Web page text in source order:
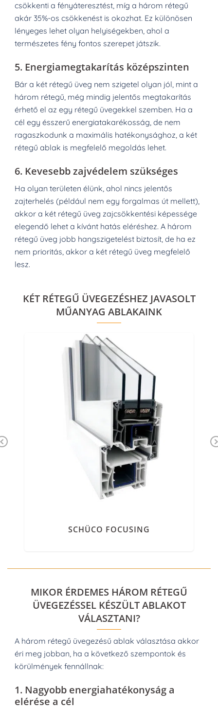
csökkenti a fényáteresztést, míg a három rétegű
akár 35%-os csökkenést is okozhat. Ez különösen
lényeges lehet olyan helyiségekben, ahol a
természetes fény fontos szerepet játszik.
5. Energiamegtakarítás középszinten
Bár a két rétegű üveg nem szigetel olyan jól, mint a
három rétegű, még mindig jelentős megtakarítás
érhető el az egy rétegű üvegekkel szemben. Ha a
cél egy ésszerű energiatakarékosság, de nem
ragaszkodunk a maximális hatékonysághoz, a két
rétegű ablak is megfelelő megoldás lehet.
6. Kevesebb zajvédelem szükséges
Ha olyan területen élünk, ahol nincs jelentős
zajterhelés (például nem egy forgalmas út mellett),
akkor a két rétegű üveg zajcsökkentési képessége
elegendő lehet a kívánt hatás eléréshez. A három
rétegű üveg jobb hangszigetelést biztosít, de ha ez
nem prioritás, akkor a két rétegű üveg megfelelő
lesz.
KÉT RÉTEGŰ ÜVEGEZÉSHEZ JAVASOLT
MŰANYAG ABLAKAINK
SCHÜCO FOCUSING
MIKOR ÉRDEMES HÁROM RÉTEGŰ
ÜVEGEZÉSSEL KÉSZÜLT ABLAKOT
VÁLASZTANI?
A három rétegű üvegezésű ablak választása akkor
éri meg jobban, ha a következő szempontok és
körülmények fennállnak:
1. Nagyobb energiahatékonyság a
elérése a cél